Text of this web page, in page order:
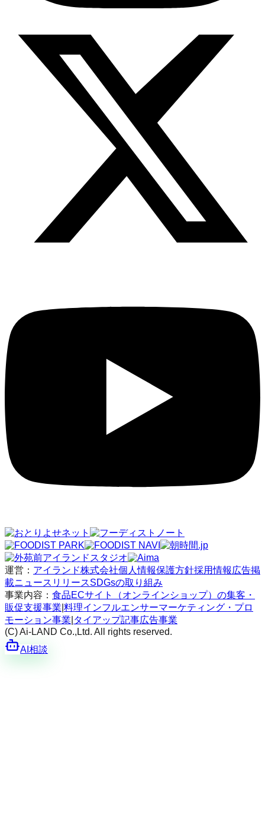
運営： アイランド株式会社個人情報保護方針採用情報 広告掲
載ニュースリリースSDGsの取り組み
事業内容： 食品ECサイト（オンラインショップ）の集客・
販促支援事業 料理インフルエンサーマーケティング・プロ
モーション事業 タイアップ記事広告事業
(C) Ai-LAND Co.,Ltd. All rights reserved.
AI相談